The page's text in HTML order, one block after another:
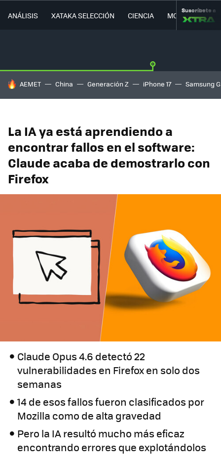
ANÁLISIS XATAKA SELECCIÓN CIENCIA MOVILIDAD
Suscríbete a
HOY SE HABLA DE
AEMET China Generación Z iPhone 17 Samsung
La IA ya está aprendiendo a
encontrar fallos en el software:
Claude acaba de demostrarlo con
Firefox
Claude Opus 4.6 detectó 22
vulnerabilidades en Firefox en solo dos
semanas
14 de esos fallos fueron clasificados por
Mozilla como de alta gravedad
Pero la IA resultó mucho más eficaz
encontrando errores que explotándolos